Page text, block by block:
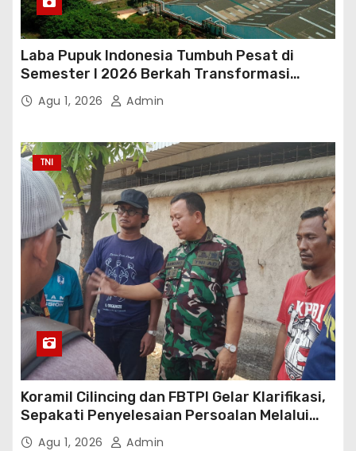
Laba Pupuk Indonesia Tumbuh Pesat di
Semester I 2026 Berkah Transformasi
Danantara
Agu 1, 2026 Admin
TNI
Koramil Cilincing dan FBTPI Gelar Klarifikasi,
Sepakati Penyelesaian Persoalan Melalui
DialogAgu 1, 2026 Admin